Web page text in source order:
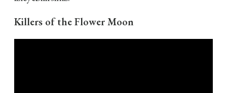
Killers of the Flower Moon